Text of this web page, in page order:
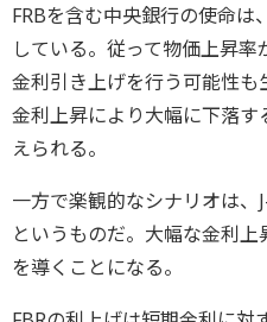
FRBを含む中央銀行の使命は
している。従って物価上昇
金利引き上げを行う可能性も
金利上昇により大幅に下落
えられる。
一方で楽観的なシナリオは
というものだ。大幅な金利
を導くことになる。